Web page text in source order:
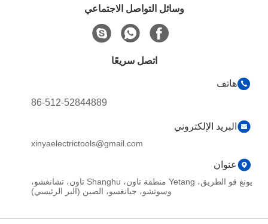
وسائل التواصل الاجتماعي
اتصل سريعًا
هاتف
86-512-52844889
البريد الإلكتروني
xinyaelectrictools@gmail.com
عنوان
يونغ فو الطريق، Yetang منطقة تاون، Shanghu تاون، تشانغشو،
وسوتشو، جيانغسو، الصين (البر الرئيسي)